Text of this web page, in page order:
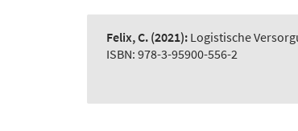
Felix, C. (2021): Logistische
ISBN: 978-3-95900-556-2